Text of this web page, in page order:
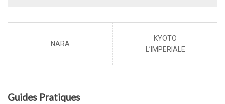
NARA
KYOTO
L’IMPERIALE
Guides Pratiques